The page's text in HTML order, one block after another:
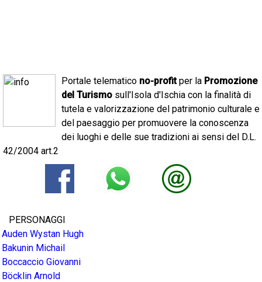
Portale telematico no-profitper la Promozione
del Turismo sull'Isola d'Ischia con la finalità di
tutela e valorizzazione del patrimonio culturale e
del paesaggio per promuovere la conoscenza
dei luoghi e delle sue tradizioni ai sensi del D.L.
42/2004 art.2
PERSONAGGI
Auden Wystan Hugh
Bakunin Michail
Boccaccio Giovanni
Böcklin Arnold